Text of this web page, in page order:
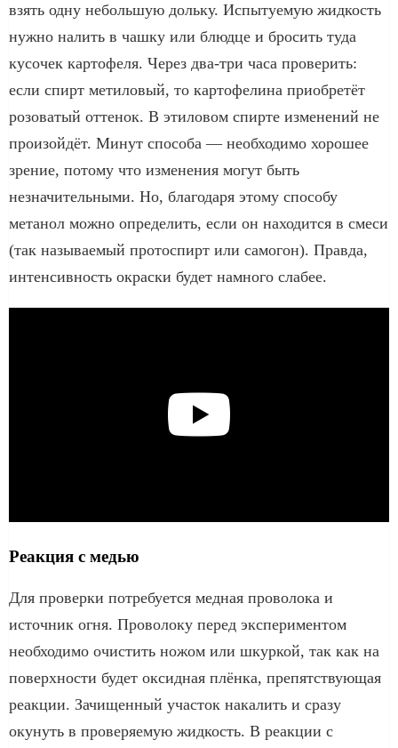
взять одну небольшую дольку. Испытуемую жидкость
нужно налить в чашку или блюдце и бросить туда
кусочек картофеля. Через два-три часа проверить:
если спирт метиловый, то картофелина приобретёт
розоватый оттенок. В этиловом спирте изменений не
произойдёт. Минут способа — необходимо хорошее
зрение, потому что изменения могут быть
незначительными. Но, благодаря этому способу
метанол можно определить, если он находится в смеси
(так называемый протоспирт или самогон). Правда,
интенсивность окраски будет намного слабее.
Реакция с медью
Для проверки потребуется медная проволока и
источник огня. Проволоку перед экспериментом
необходимо очистить ножом или шкуркой, так как на
поверхности будет оксидная плёнка, препятствующая
реакции. Зачищенный участок накалить и сразу
окунуть в проверяемую жидкость. В реакции с